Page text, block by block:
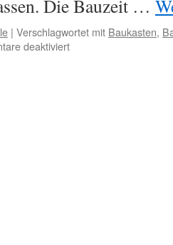
Die Bauzeit …
| Verschlagwortet mit Baukasten,
deaktiviertfür